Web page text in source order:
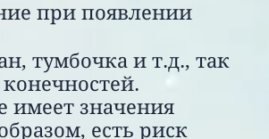
при появлении
тумбочка и т.д., так
имеет значения
есть риск